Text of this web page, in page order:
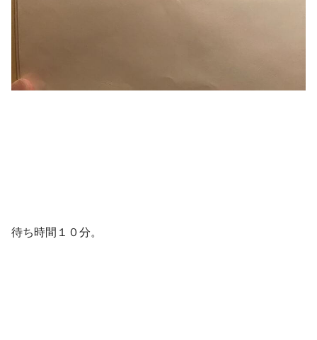
待ち時間１０分。